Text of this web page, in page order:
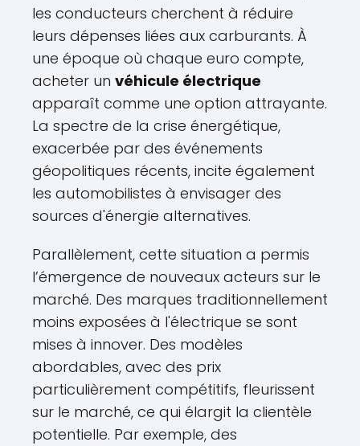
les conducteurs cherchent à réduire
leurs dépenses liées aux carburants. À
une époque où chaque euro compte,
acheter un véhicule électrique
apparaît comme une option attrayante.
La spectre de la crise énergétique,
exacerbée par des événements
géopolitiques récents, incite également
les automobilistes à envisager des
sources d'énergie alternatives.
Parallèlement, cette situation a permis
l’émergence de nouveaux acteurs sur le
marché. Des marques traditionnellement
moins exposées à l'électrique se sont
mises à innover. Des modèles
abordables, avec des prix
particulièrement compétitifs, fleurissent
sur le marché, ce qui élargit la clientèle
potentielle. Par exemple, des